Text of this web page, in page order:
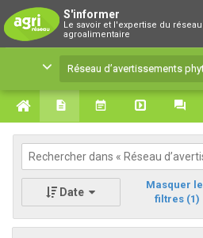
S'informer
Le savoir et l'expertise du
agroalimentaire
Réseau
Le savoir et l'expertise
Réseau d’avertissements
Date
Masquer
filtres (1)